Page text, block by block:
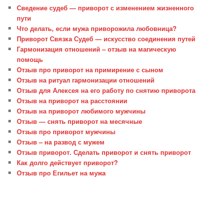
Сведение судеб — приворот с изменением жизненного
пути
Что делать, если мужа приворожила любовница?
Приворот Связка Судеб — искусство соединения путей
Гармонизация отношений – отзыв на магическую
помощь
Отзыв про приворот на примирение с сыном
Отзыв на ритуал гармонизации отношений
Отзыв для Алексея на его работу по снятию приворота
Отзыв на приворот на расстоянии
Отзыв на приворот любимого мужчины
Отзыв — снять приворот на месячные
Отзыв про приворот мужчины
Отзыв – на развод с мужем
Отзыв приворот. Сделать приворот и снять приворот
Как долго действует приворот?
Отзыв про Егильет на мужа